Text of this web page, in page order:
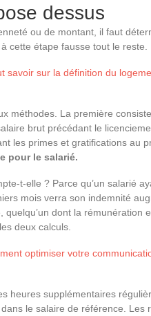
dessus
ou de montant, il faut
cette étape fausse tout le reste.
savoir sur la définition du
méthodes. La première
brut précédant le
les primes et gratifications au
pour le salarié.
t-elle ? Parce qu’un salarié
mois verra son indemnité
quelqu’un dont la rémunération
deux calculs.
optimiser votre
heures supplémentaires
le salaire de référence. Les